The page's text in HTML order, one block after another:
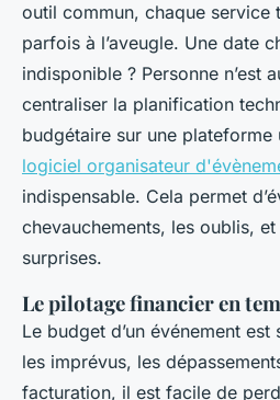
outil commun, chaque service
parfois à l’aveugle. Une date
indisponible ? Personne n’est
centraliser la planification
budgétaire sur une
logiciel organisateur
indispensable. Cela permet
chevauchements, les oublis,
surprises.
Le pilotage financier en
Le budget d’un événement
les imprévus, les
facturation, il est facile de